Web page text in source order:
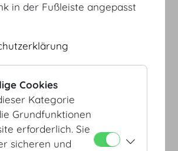
zu Kaffeepausen, kleinen
und Entspannung.
Pax
in der Fußleiste angepasst
Cookies
Kategorie
Grundfunktionen
erforderlich. Sie
sicheren und